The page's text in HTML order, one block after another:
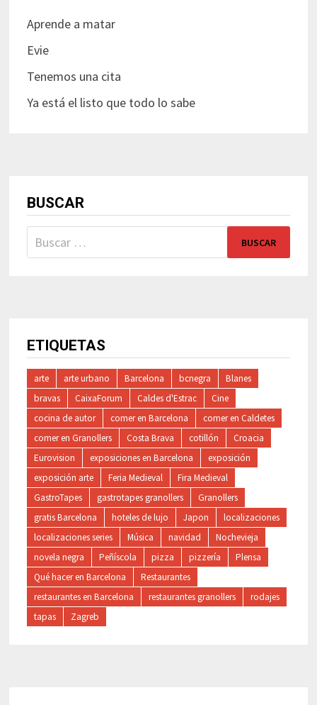
Aprende a matar
Evie
Tenemos una cita
Ya está el listo que todo lo sabe
BUSCAR
Buscar:
ETIQUETAS
arte arte urbano Barcelona bcnegra
Blanes
bravas
CaixaForum Caldes d'Estrac
Cine
cocina de autor
comer en Barcelona
comer en Caldetes
comer en Granollers
Costa Brava cotillón
Croacia
Eurovision
exposiciones en Barcelona
exposición
exposición arte
Feria Medieval
Fira Medieval
GastroTapes
gastrotapes granollers
Granollers
gratis Barcelona
hoteles de lujo Japon
localizaciones
localizaciones series
Música navidad
Nochevieja
novela negra
Peñíscola pizza pizzería
Plensa
Qué hacer en Barcelona
Restaurantes
restaurantes en Barcelona
restaurantes granollers
rodajes
tapas
Zagreb